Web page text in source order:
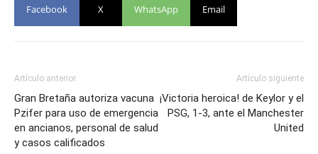
Facebook X WhatsApp Email
Artículo anterior
Gran Bretaña autoriza vacuna
Pzifer para uso de emergencia
en ancianos, personal de salud
y casos calificados
Artículo siguiente
¡Victoria heroica! de Keylor y el
PSG, 1-3, ante el Manchester
United